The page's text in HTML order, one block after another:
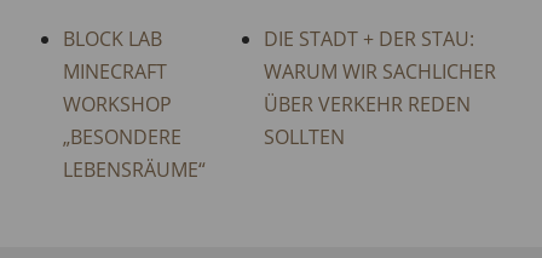
BLOCK LAB
MINECRAFT
WORKSHOP
„BESONDERE
LEBENSRÄUME“
DIE STADT + DER STAU:
WARUM WIR SACHLICHER
ÜBER VERKEHR REDEN
SOLLTEN